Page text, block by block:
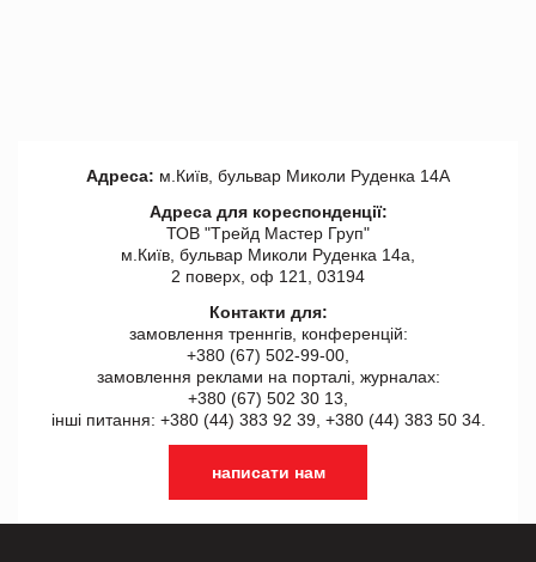
Адреса: м.Київ, бульвар Миколи Руденка 14А
Адреса для кореспонденції:
ТОВ "Tрейд Мастер Груп"
м.Київ, бульвар Миколи Руденка 14а,
2 поверх, оф 121, 03194
Контакти для:
замовлення треннгів, конференцій:
+380 (67) 502-99-00,
замовлення реклами на порталі, журналах:
+380 (67) 502 30 13,
інші питання: +380 (44) 383 92 39, +380 (44) 383 50 34.
написати нам